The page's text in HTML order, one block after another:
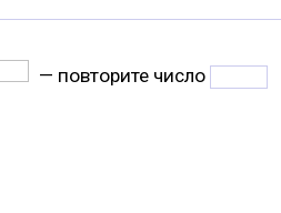
— повторите число